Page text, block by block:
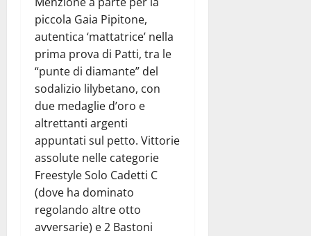
piccola Gaia Pipitone,
autentica ‘mattatrice’ nella
prima prova di Patti, tra le
“punte di diamante” del
sodalizio lilybetano, con
due medaglie d’oro e
altrettanti argenti
appuntati sul petto. Vittorie
assolute nelle categorie
Freestyle Solo Cadetti C
(dove ha dominato
regolando altre otto
avversarie) e 2 Bastoni